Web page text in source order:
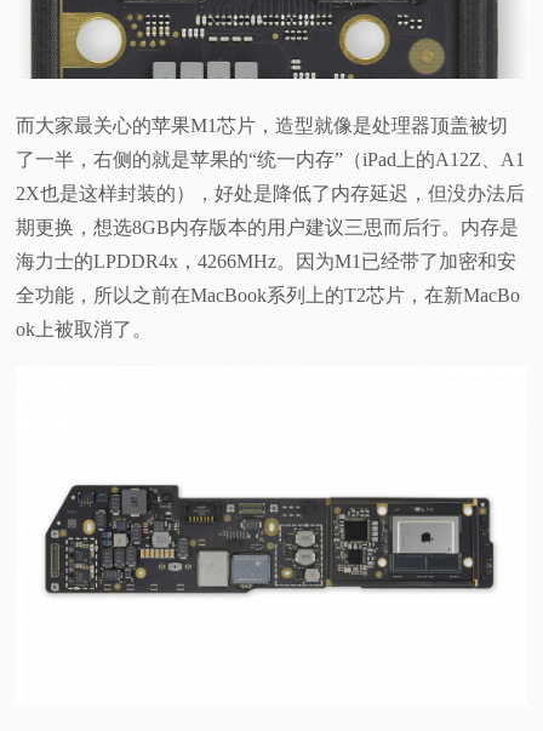
而大家最关心的苹果M1芯片，造型就像是处理器顶盖被切
了一半，右侧的就是苹果的“统一内存”（iPad上的A12Z、A1
2X也是这样封装的），好处是降低了内存延迟，但没办法后
期更换，想选8GB内存版本的用户建议三思而后行。内存是
海力士的LPDDR4x，4266MHz。因为M1已经带了加密和安
全功能，所以之前在MacBook系列上的T2芯片，在新MacBo
ok上被取消了。